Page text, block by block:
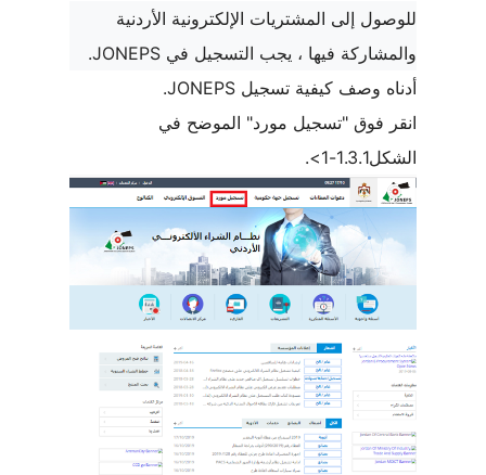
للوصول إلى المشتريات الإلكترونية الأردنية
والمشاركة فيها ، يجب التسجيل في JONEPS
.
أدناه وصف كيفية تسجيل JONEPS
.
انقر فوق "تسجيل مورد" الموضح في
الشكل1.3.1-1>.